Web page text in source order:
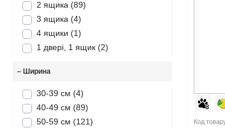
2 ящика (89)
3 ящика (4)
4 ящики (1)
1 двері, 1 ящик (2)
– Ширина
30-39 см (4)
40-49 см (89)
50-59 см (121)
Код